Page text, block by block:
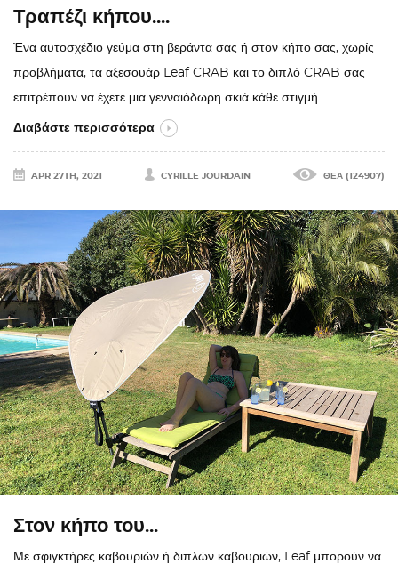
Τραπέζι κήπου....
Ένα αυτοσχέδιο γεύμα στη βεράντα σας ή στον κήπο σας, χωρίς
προβλήματα, τα αξεσουάρ Leaf CRAB και το διπλό CRAB σας
επιτρέπουν να έχετε μια γενναιόδωρη σκιά κάθε στιγμή
Διαβάστε περισσότερα
APR 27TH, 2021 CYRILLE JOURDAIN ΘΈΑ (124907)
Στον κήπο του...
Με σφιγκτήρες καβουριών ή διπλών καβουριών, Leaf μπορούν να